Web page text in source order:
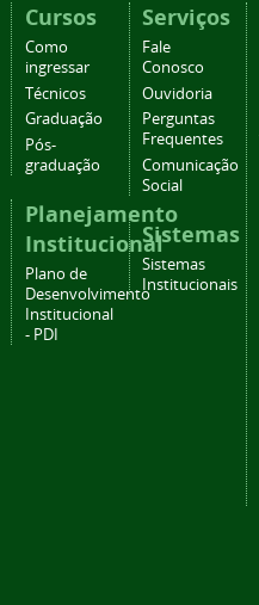
Cursos
Como
ingressar
Técnicos
Graduação
Pós-
graduação
Planejamento
Institucional
Plano de
Desenvolvimento
Institucional
- PDI
Serviços
Fale
Conosco
Ouvidoria
Perguntas
Frequentes
Comunicação
Social
Sistemas
Sistemas
Institucionais